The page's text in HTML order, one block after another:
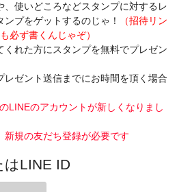
、使いどころなどスタンプに対するレ
ンプをゲットするのじゃ！
（招待リン
必ず書くんじゃぞ）
れた方にスタンプを無料でプレゼン
ゼント送信までにお時間を頂く場合
LINEのアカウントが新しくなりまし
規の友だち登録が必要です
LINE ID